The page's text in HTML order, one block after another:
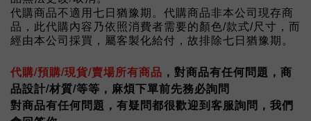
代購商品不適用七日猶豫期。代購商品非本公司現存商
品，此代購內容乃依照消費者需要的顏色/款式/尺寸，而
經由本公司採買，屬客製化給付，故排除七日猶豫期。
代購/預購/現貨/賣場所有商品 ，對商品有任何問題，商
品設計/材質/等等，麻煩下單前先務必詢問
對商品有任何問題，有疑問都很歡迎到客服詢問，我們